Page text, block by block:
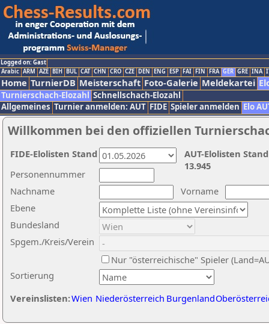
Logged on: Gast
Arabic ARM AZE BIH BUL CAT CHN CRO CZE DEN ENG ESP FAI FIN FRA GER GRE INA
Home TurnierDB Meisterschaft Foto-Galerie Meldekartei
Turnierschach-Elozahl Schnellschach-Elozahl
Allgemeines Turnier anmelden: AUT FIDE Spieler anmelden Elo
Willkommen bei den offiziellen
Nachname
Vorname
Ebene
Sortierung
Personennummer
Bundesland
Spgem./Kreis/Verein
Nur "österreichische" Spieler
Vereinslisten:Wien Niederösterreich Burgenland
AUT-Elolisten
13.945
FIDE-Elolisten Stand